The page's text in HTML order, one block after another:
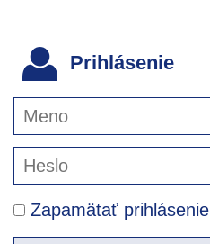
Prihlásenie
Zapamätať prihlásenie